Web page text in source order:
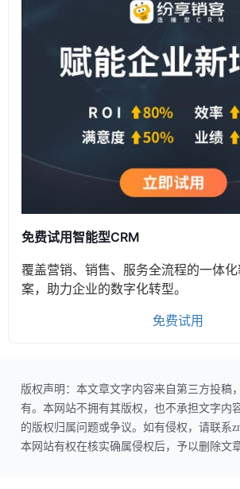
免费试用智能型CRM
覆盖营销、销售、服务全流程的一体
案，助力企业的数字化转型。
免费试用
版权声明：本文章文字内容来自第三方投稿
有。本网站不拥有其版权，也不承担文字内
的版权归属问题或争议。如有侵权，请联系
本网站有权在核实确属侵权后，予以删除文章